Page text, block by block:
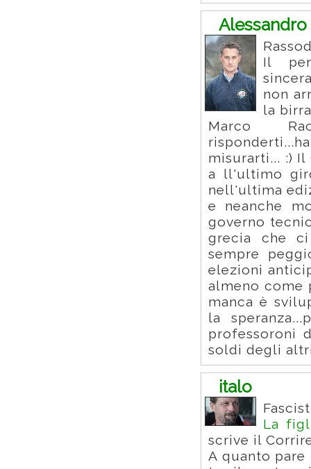
Il
non
la
Marco
misurarti... :)
a ll'ultimo
nell'ultima
e neanche
governo
grecia che
sempre
elezioni
almeno come
manca è
la
professoroni
soldi degli
italo
La
scrive il
A quanto